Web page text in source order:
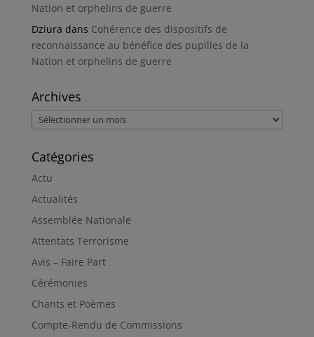
Nation et orphelins de guerre
Dziura dans Cohérence des dispositifs de
reconnaissance au bénéfice des pupilles de la
Nation et orphelins de guerre
Archives
Archives
Catégories
Actu
Actualités
Assemblée Nationale
Attentats Terrorisme
Avis – Faire Part
Cérémonies
Chants et Poèmes
Compte-Rendu de Commissions